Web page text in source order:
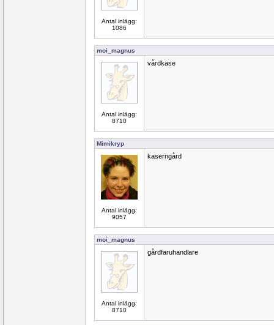
Antal inlägg:
1086
moi_magnus
Antal inlägg:
8710
vårdkase
Mimikryp
Antal inlägg:
9057
kaserngård
moi_magnus
Antal inlägg:
8710
gårdfaruhandlare